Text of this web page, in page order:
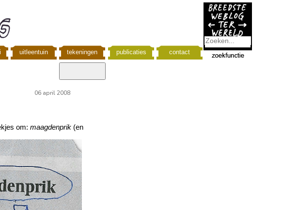
uitleentuin tekeningen publicaties contact
06 april 2008
om: maagdenprik (en